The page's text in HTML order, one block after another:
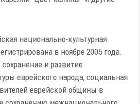
национально-культурная
в ноябре 2005 года.
и развитие
еврейского народа, социальная
еврейской общины в